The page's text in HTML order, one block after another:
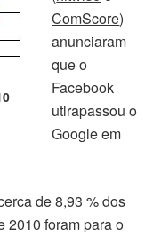
ComScore)
anunciaram
que o
Facebook
utlrapassou o
Google em
de 8,93 % dos
2010 foram para o